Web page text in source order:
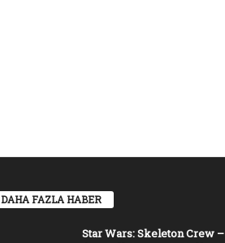
DAHA FAZLA HABER
Star Wars: Skeleton Crew –